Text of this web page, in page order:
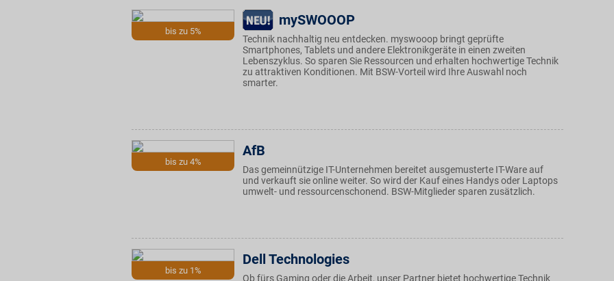
bis zu 5%
mySWOOOP
Technik nachhaltig neu entdecken. myswooop bringt geprüfte
Smartphones, Tablets und andere Elektronikgeräte in einen zweiten
Lebenszyklus. So sparen Sie Ressourcen und erhalten hochwertige Technik
zu attraktiven Konditionen. Mit BSW-Vorteil wird Ihre Auswahl noch
smarter.
bis zu 4%
AfB
Das gemeinnützige IT-Unternehmen bereitet ausgemusterte IT-Ware auf
und verkauft sie online weiter. So wird der Kauf eines Handys oder Laptops
umwelt- und ressourcenschonend. BSW-Mitglieder sparen zusätzlich.
bis zu 1%
Dell Technologies
Ob fürs Gaming oder die Arbeit, unser Partner bietet hochwertige Technik